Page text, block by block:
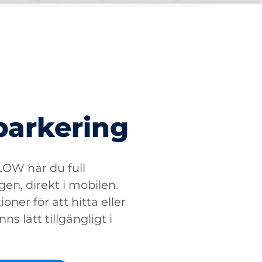
har du full
direkt i mobilen.
för att hitta eller
lätt tillgängligt i